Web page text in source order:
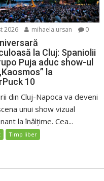
2026 mihaela.ursan 0
la Cluj: Spaniolii
Puja aduc show-ul
la
10
din Cluj-Napoca va deveni
unui show vizual
la înălțime. Cea...
Timp liber